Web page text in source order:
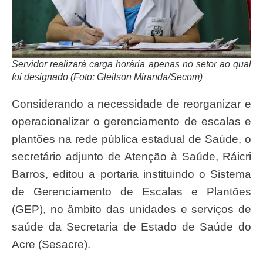
Servidor realizará carga horária apenas no setor ao qual
foi designado (Foto: Gleilson Miranda/Secom)
Considerando a necessidade de reorganizar e
operacionalizar o gerenciamento de escalas e
plantões na rede pública estadual de Saúde, o
secretário adjunto de Atenção à Saúde, Ráicri
Barros, editou a portaria instituindo o Sistema
de Gerenciamento de Escalas e Plantões
(GEP), no âmbito das unidades e serviços de
saúde da Secretaria de Estado de Saúde do
Acre (Sesacre).